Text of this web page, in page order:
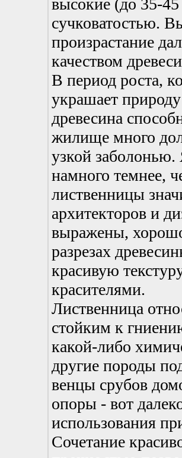
высокие (до 35-
сучковатостью.
произрастание
качеством
В период роста,
украшает
древесина
жилище много
узкой заболонью.
намного темнее,
лиственницы
архитекторов и
выражены,
разрезах
красивую
красителями.
Лиственница
стойким к
какой-либо
другие породы
венцы срубов
опоры - вот
использования
Сочетание